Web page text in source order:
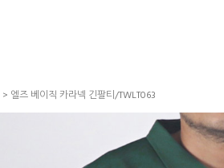
> 엘즈 베이직 카라넥 긴팔티/TWLT063